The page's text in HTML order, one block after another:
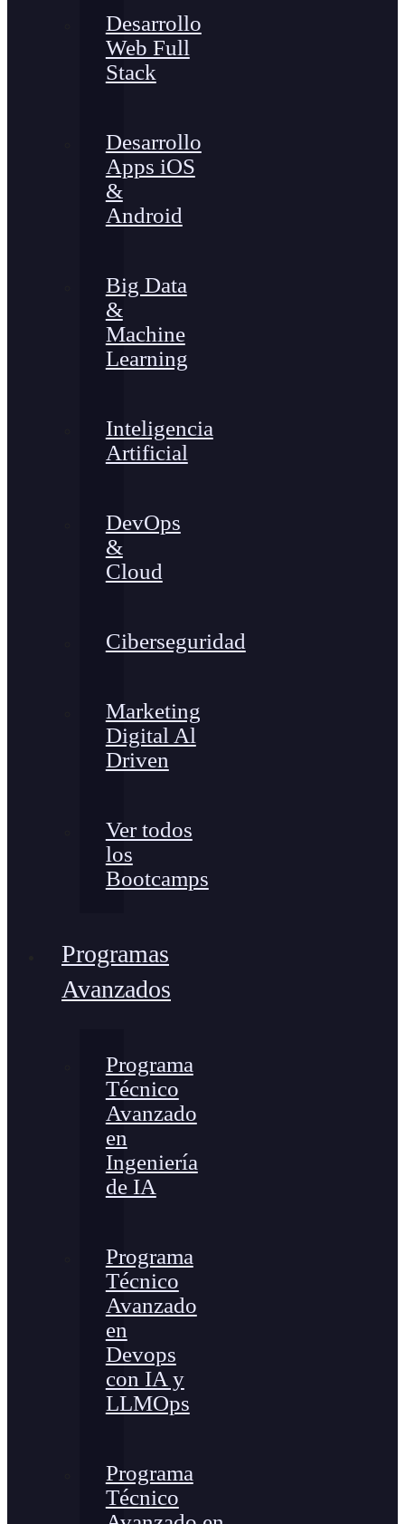
Desarrollo
Web Full
Stack
Desarrollo
Apps iOS
&
Android
Big Data
&
Machine
Learning
Inteligencia
Artificial
DevOps
&
Cloud
Ciberseguridad
Marketing
Digital Al
Driven
Ver todos
los
Bootcamps
Programas
Avanzados
Programa
Técnico
Avanzado
en
Ingeniería
de IA
Programa
Técnico
Avanzado
en
Devops
con IA y
LLMOps
Programa
Técnico